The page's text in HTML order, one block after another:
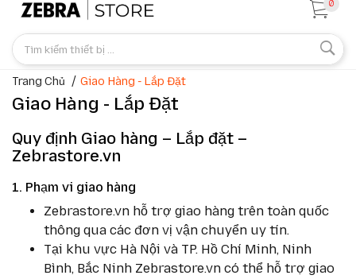
0
Trang Chủ Giao Hàng - Lắp Đặt
Giao Hàng - Lắp Đặt
Quy định Giao hàng – Lắp đặt –
Zebrastore.vn
1. Phạm vi giao hàng
Zebrastore.vn hỗ trợ giao hàng trên toàn quốc
thông qua các đơn vị vận chuyển uy tín.
Tại khu vực Hà Nội và TP. Hồ Chí Minh, Ninh
Bình, Bắc Ninh Zebrastore.vn có thể hỗ trợ giao